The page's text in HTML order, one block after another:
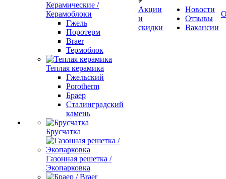
Керамические /
Керамоблоки
Гжель
Поротерм
Braer
Термоблок
Теплая керамика
Гжельский
Porotherm
Браер
Сталинградский
камень
Брусчатка
Газонная решетка /
Экопарковка
Акции
и
скидки
Новости
Отзывы
Вакансии